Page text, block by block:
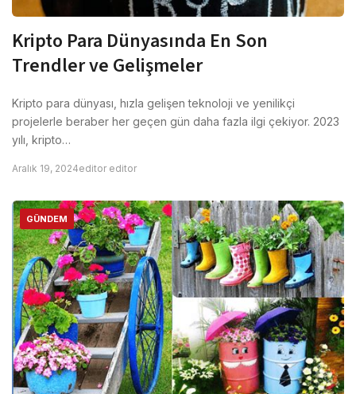
Kripto Para Dünyasında En Son
Trendler ve Gelişmeler
Kripto para dünyası, hızla gelişen teknoloji ve yenilikçi
projelerle beraber her geçen gün daha fazla ilgi çekiyor. 2023
yılı, kripto…
Aralık 19, 2024editor editor
GÜNDEM